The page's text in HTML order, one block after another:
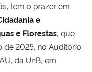
tem o prazer em
e
e Florestas, que
de 2025, no Auditório
da UnB, em